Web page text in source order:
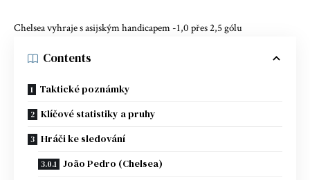
Chelsea vyhraje s asijským handicapem -1,0 přes 2,5 gólu
Contents
Taktické poznámky
Klíčové statistiky a pruhy
Hráči ke sledování
João Pedro (Chelsea)